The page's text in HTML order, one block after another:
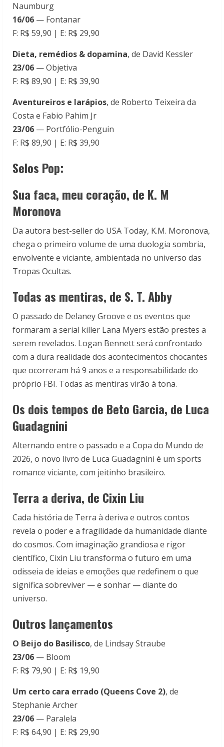
Naumburg
16/06 — Fontanar
F: R$ 59,90 | E: R$ 29,90
Dieta, remédios & dopamina, de David Kessler
23/06 — Objetiva
F: R$ 89,90 | E: R$ 39,90
Aventureiros e larápios, de Roberto Teixeira da
Costa e Fabio Pahim Jr
23/06 — Portfólio-Penguin
F: R$ 89,90 | E: R$ 39,90
Selos Pop:
Sua faca, meu coração, de K. M
Moronova
Da autora best-seller do USA Today, K.M. Moronova,
chega o primeiro volume de uma duologia sombria,
envolvente e viciante, ambientada no universo das
Tropas Ocultas.
Todas as mentiras, de S. T. Abby
O passado de Delaney Groove e os eventos que
formaram a serial killer Lana Myers estão prestes a
serem revelados. Logan Bennett será confrontado
com a dura realidade dos acontecimentos chocantes
que ocorreram há 9 anos e a responsabilidade do
próprio FBI. Todas as mentiras virão à tona.
Os dois tempos de Beto Garcia, de Luca
Guadagnini
Alternando entre o passado e a Copa do Mundo de
2026, o novo livro de Luca Guadagnini é um sports
romance viciante, com jeitinho brasileiro.
Terra a deriva, de Cixin Liu
Cada história de Terra à deriva e outros contos
revela o poder e a fragilidade da humanidade diante
do cosmos. Com imaginação grandiosa e rigor
científico, Cixin Liu transforma o futuro em uma
odisseia de ideias e emoções que redefinem o que
significa sobreviver — e sonhar — diante do
universo.
Outros lançamentos
O Beijo do Basilisco, de Lindsay Straube
23/06 — Bloom
F: R$ 79,90 | E: R$ 19,90
Um certo cara errado (Queens Cove 2), de
Stephanie Archer
23/06 — Paralela
F: R$ 64,90 | E: R$ 29,90